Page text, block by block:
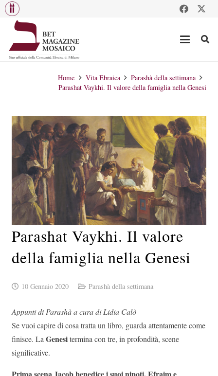
Home Vita Ebraica
Parashà della settimana
Parashat Vaykhi. Il valore della famiglia nella Genesi
Parashat Vaykhi. Il valore
della famiglia nella Genesi
10 Gennaio 2020 Parashà della settimana
Appunti di Parashà a cura di Lidia Calò
Se vuoi capire di cosa tratta un libro, guarda attentamente come
finisce. LaGenesitermina con tre, in profondità, scene
significative.